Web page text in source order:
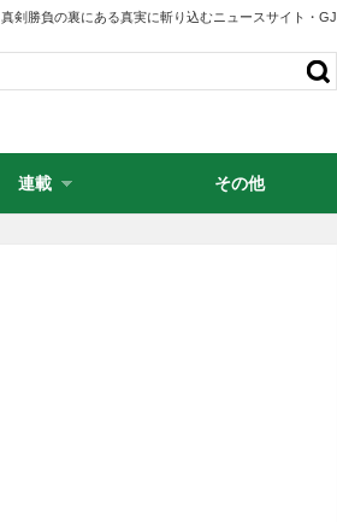
真剣勝負の裏にある真実に斬り込むニュースサイト・GJ
連載 その他